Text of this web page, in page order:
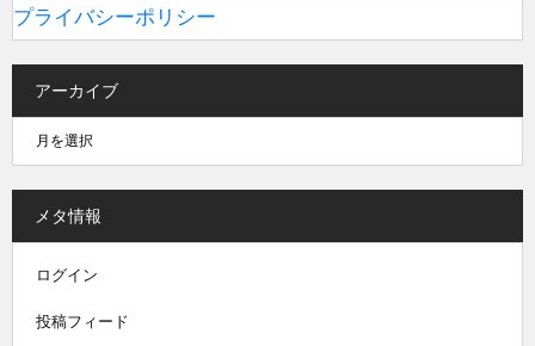
プライバシーポリシー
アーカイブ
メタ情報
ログイン
投稿フィード